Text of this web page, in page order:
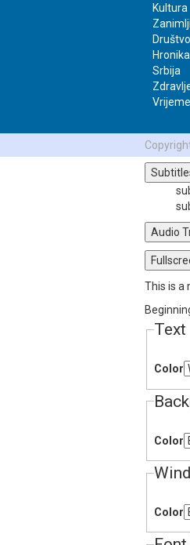
-2:10
1x
Audio
This is a
Text
Color
Color
Color
Kultura
Društvo
Hronika
Srbija
Vrijeme